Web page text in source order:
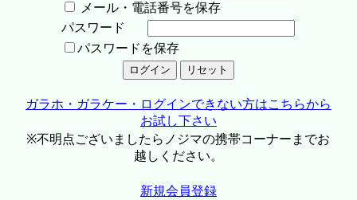
メール・電話番号を保存
パスワード
パスワードを保存
ガラホ・ガラケー・ログインできない方はこちらから
お試し下さい
※不明点ございましたらノジマの携帯コーナーまでお
越しください。
新規会員登録